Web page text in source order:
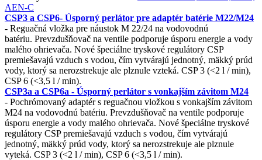
AEN-C
CSP3 a CSP6- Úsporný perlátor pre adaptér batérie M22/M24
- Reguačná vložka pre náustok M 22/24 na vodovodnú
batériu. Prevzdušňovač na ventile podporuje úsporu energie a vody
malého ohrievača. Nové špeciálne tryskové regulátory CSP
premiešavajú vzduch s vodou, čím vytvárajú jednotný, mäkký prúd
vody, ktorý sa nerozstrekuje ale plznule vzteká. CSP 3 (<2 l / min),
CSP 6 (<3,5 l / min).
CSP3a a CSP6a - Úsporný perlátor s vonkajším závitom M24
- Pochrómovaný adaptér s reguačnou vložkou s vonkajším závitom
M24 na vodovodnú batériu. Prevzdušňovač na ventile podporuje
úsporu energie a vody malého ohrievača. Nové špeciálne tryskové
regulátory CSP premiešavajú vzduch s vodou, čím vytvárajú
jednotný, mäkký prúd vody, ktorý sa nerozstrekuje ale plznule
vyteká. CSP 3 (<2 l / min), CSP 6 (<3,5 l / min).